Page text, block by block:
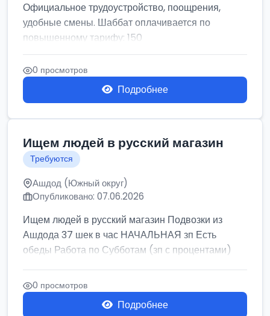
Официальное трудоустройство, поощрения,
удобные смены. Шаббат оплачивается по
повышенному тарифу: 150
0 просмотров
Подробнее
Ищем людей в русский магазин
Требуются
Ашдод (Южный округ)
Опубликовано: 07.06.2026
Ищем людей в русский магазин Подвозки из
Ашдода 37 шек в час НАЧАЛЬНАЯ зп Есть
обеды Работа по Субботам (зп с процентами)
0 просмотров
Подробнее